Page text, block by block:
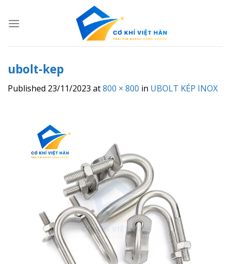
ubolt-kep
Published 23/11/2023 at800 × 800 in UBOLT KÉP INOX